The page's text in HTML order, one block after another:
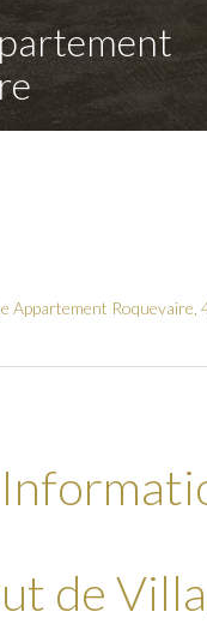
Appartement Roquevaire,
de